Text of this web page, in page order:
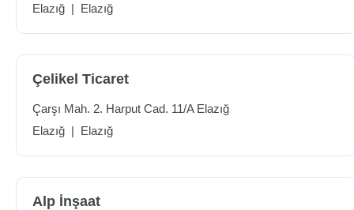
Elazığ | Elazığ
Çelikel Ticaret
Çarşı Mah. 2. Harput Cad. 11/A Elazığ
Elazığ | Elazığ
Alp İnşaat